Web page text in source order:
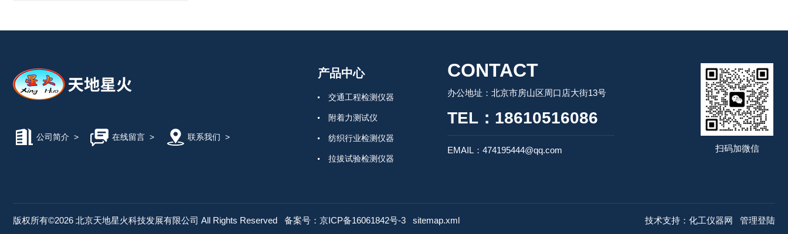
公司简介 > 在线留言> 联系我们 >
产品中心
交通工程检测仪器
附着力测试仪
纺织行业检测仪器
拉拔试验检测仪器
混凝土无损检测仪器
CONTACT
办公地址：北京市房山区周口店大街13号
TEL：18610516086
EMAIL：474195444@qq.com 扫码加微信
版权所有©2026 北京天地星火科技发展有限公司 All Rights Reserved 备案号：京ICP备16061842号-3 sitemap.xml 技术支持： 化工仪器网 管理登陆